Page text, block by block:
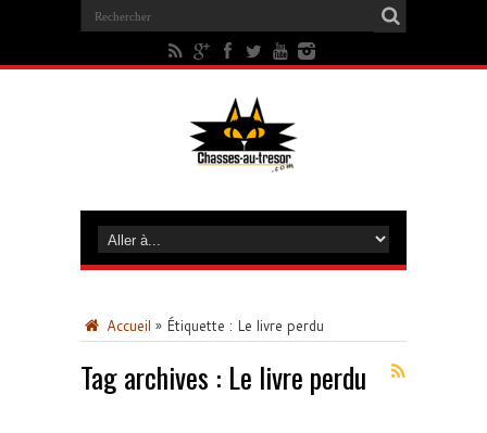
Accueil » Étiquette : Le livre perdu
Tag archives : Le livre perdu